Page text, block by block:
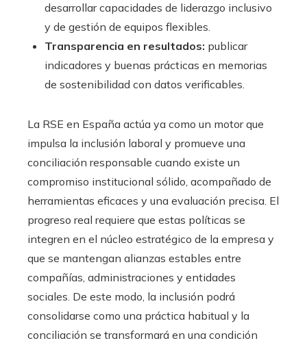
desarrollar capacidades de liderazgo inclusivo
y de gestión de equipos flexibles.
Transparencia en resultados: publicar
indicadores y buenas prácticas en memorias
de sostenibilidad con datos verificables.
La RSE en España actúa ya como un motor que
impulsa la inclusión laboral y promueve una
conciliación responsable cuando existe un
compromiso institucional sólido, acompañado de
herramientas eficaces y una evaluación precisa. El
progreso real requiere que estas políticas se
integren en el núcleo estratégico de la empresa y
que se mantengan alianzas estables entre
compañías, administraciones y entidades
sociales. De este modo, la inclusión podrá
consolidarse como una práctica habitual y la
conciliación se transformará en una condición